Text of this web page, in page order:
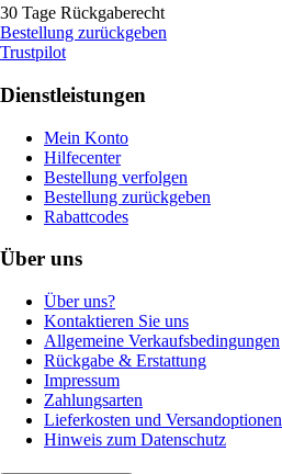
30 Tage Rückgaberecht
Bestellung zurückgeben
Trustpilot
Dienstleistungen
Mein Konto
Hilfecenter
Bestellung verfolgen
Bestellung zurückgeben
Rabattcodes
Über uns
Über uns?
Kontaktieren Sie uns
Allgemeine Verkaufsbedingungen
Rückgabe & Erstattung
Impressum
Zahlungsarten
Lieferkosten und Versandoptionen
Hinweis zum Datenschutz